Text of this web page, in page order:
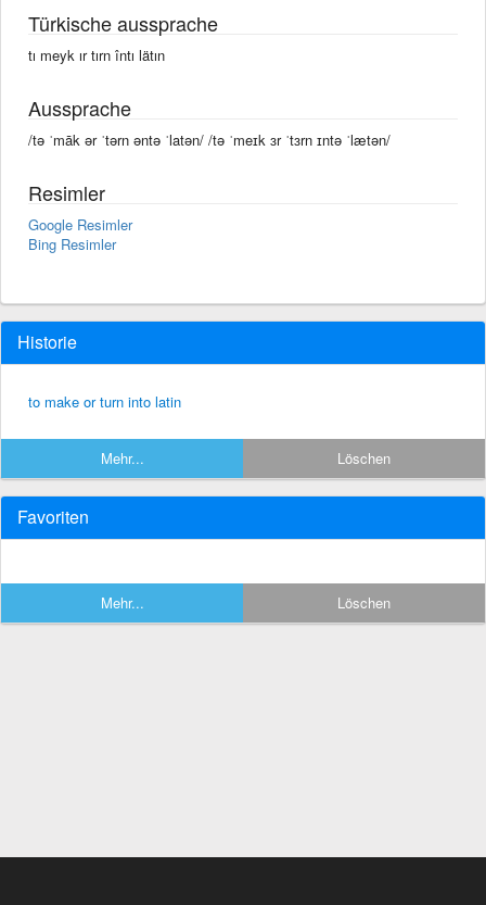
Türkische aussprache
tı meyk ır tırn întı lätın
Aussprache
/tə ˈmāk ər ˈtərn əntə ˈlatən/ /tə ˈmeɪk ɜr ˈtɜrn ɪntə ˈlætən/
Resimler
Google Resimler
Bing Resimler
Historie
to make or turn into latin
Mehr... Löschen
Favoriten
Mehr... Löschen